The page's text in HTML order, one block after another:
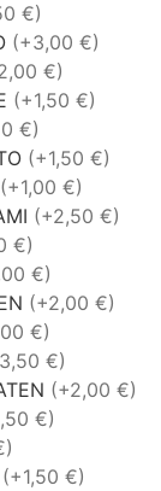
€)
(+3,00 €)
€)
(+1,50 €)
€)
(+1,50 €)
(+1,00 €)
(+2,50 €)
€)
€)
(+2,00 €)
€)
€)
(+2,00 €)
€)
(+1,50 €)